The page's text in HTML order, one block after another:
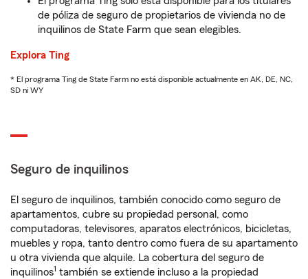
de póliza de seguro de propietarios de vivienda no de
inquilinos de State Farm que sean elegibles.
Explora Ting
* El programa Ting de State Farm no está disponible actualmente en AK, DE, NC,
SD ni WY
Seguro de inquilinos
El seguro de inquilinos, también conocido como seguro de
apartamentos, cubre su propiedad personal, como
computadoras, televisores, aparatos electrónicos, bicicletas,
muebles y ropa, tanto dentro como fuera de su apartamento
u otra vivienda que alquile. La cobertura del seguro de
inquilinos1 también se extiende incluso a la propiedad